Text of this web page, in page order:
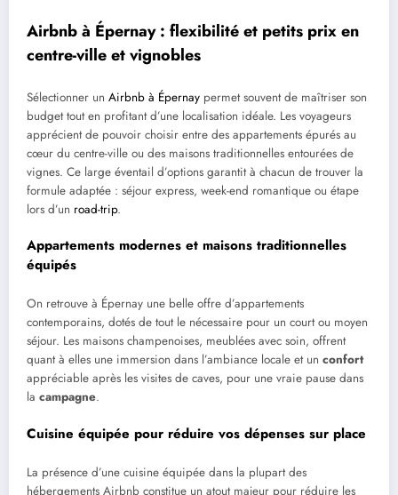
Airbnb à Épernay : flexibilité et petits prix en
centre-ville et vignobles
Sélectionner un Airbnb à Épernay permet souvent de maîtriser son
budget tout en profitant d’une localisation idéale. Les voyageurs
apprécient de pouvoir choisir entre des appartements épurés au
cœur du centre-ville ou des maisons traditionnelles entourées de
vignes. Ce large éventail d’options garantit à chacun de trouver la
formule adaptée : séjour express, week-end romantique ou étape
lors d’un road-trip.
Appartements modernes et maisons traditionnelles
équipés
On retrouve à Épernay une belle offre d’appartements
contemporains, dotés de tout le nécessaire pour un court ou moyen
séjour. Les maisons champenoises, meublées avec soin, offrent
quant à elles une immersion dans l’ambiance locale et un confort
appréciable après les visites de caves, pour une vraie pause dans
la campagne.
Cuisine équipée pour réduire vos dépenses sur place
La présence d’une cuisine équipée dans la plupart des
hébergements Airbnb constitue un atout majeur pour réduire les